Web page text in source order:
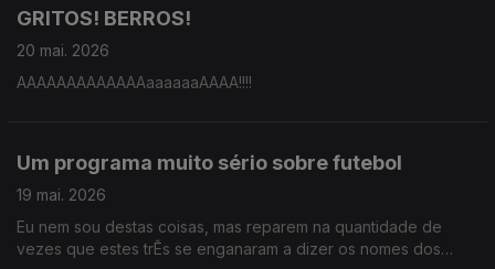
GRITOS! BERROS!
20 mai. 2026
AAAAAAAAAAAAAaaaaaaAAAA!!!!
Um programa muito sério sobre futebol
19 mai. 2026
Eu nem sou destas coisas, mas reparem na quantidade de
vezes que estes trÊs se enganaram a dizer os nomes dos